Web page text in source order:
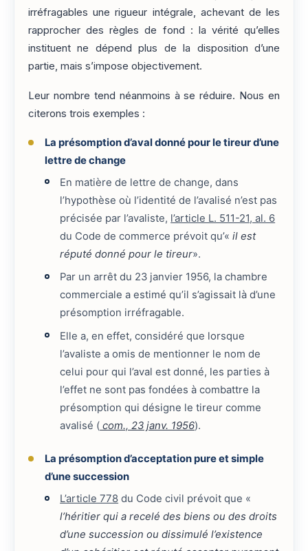
irréfragables une rigueur intégrale, achevant de les
rapprocher des règles de fond : la vérité qu’elles
instituent ne dépend plus de la disposition d’une
partie, mais s’impose objectivement.
Leur nombre tend néanmoins à se réduire. Nous en
citerons trois exemples :
La présomption d’aval donné pour le tireur d’une
lettre de change
En matière de lettre de change, dans
l’hypothèse où l’identité de l’avalisé n’est pas
précisée par l’avaliste, l’article L. 511-21, al. 6
du Code de commerce prévoit qu’«il est
réputé donné pour le tireur».
Par un arrêt du 23 janvier 1956, la chambre
commerciale a estimé qu’il s’agissait là d’une
présomption irréfragable.
Elle a, en effet, considéré que lorsque
l’avaliste a omis de mentionner le nom de
celui pour qui l’aval est donné, les parties à
l’effet ne sont pas fondées à combattre la
présomption qui désigne le tireur comme
avalisé ( com., 23 janv. 1956).
La présomption d’acceptation pure et simple
d’une succession
L’article 778 du Code civil prévoit que «
l’héritier qui a recelé des biens ou des droits
d’une succession ou dissimulé l’existence